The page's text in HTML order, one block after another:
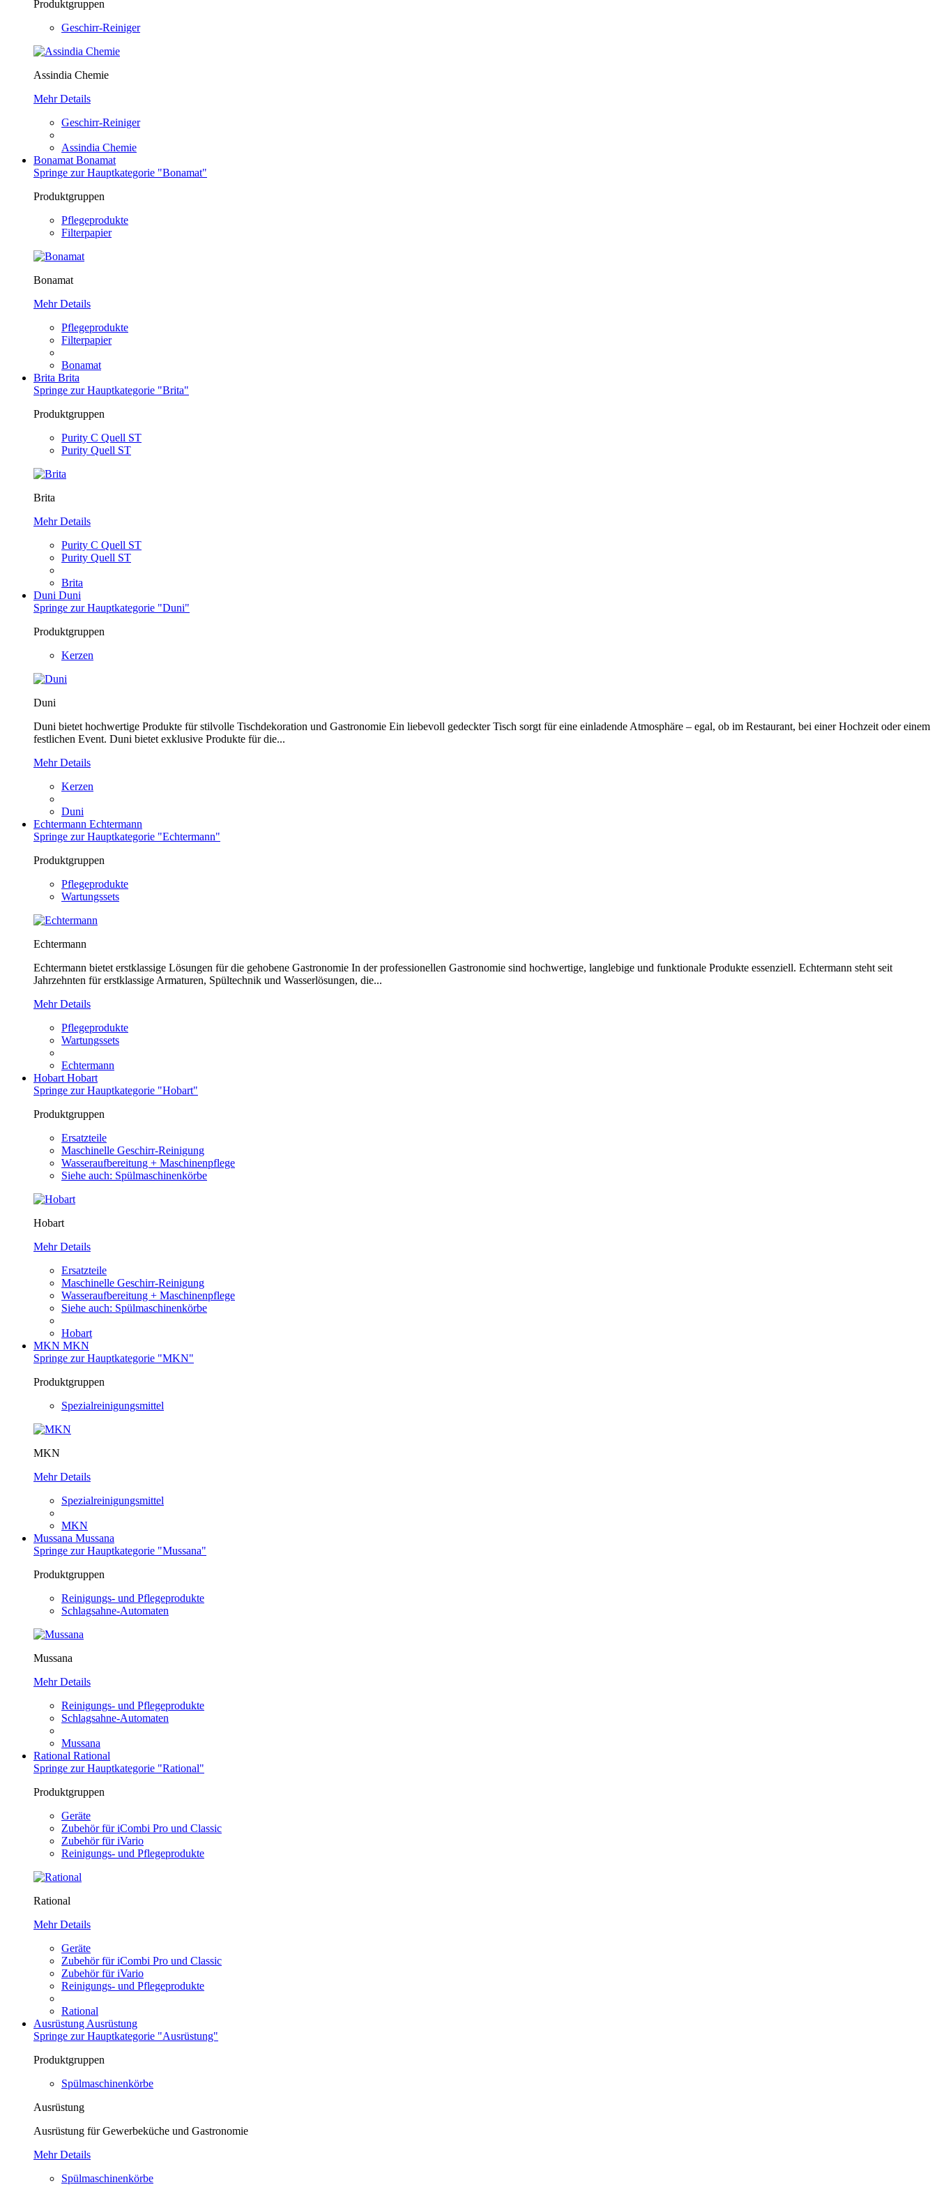
Produktgruppen
Geschirr-Reiniger
Assindia Chemie
Mehr Details
Geschirr-Reiniger
Assindia Chemie
Bonamat Bonamat
Springe zur Hauptkategorie "Bonamat"
Produktgruppen
Pflegeprodukte
Filterpapier
Bonamat
Mehr Details
Pflegeprodukte
Filterpapier
Bonamat
Brita Brita
Springe zur Hauptkategorie "Brita"
Produktgruppen
Purity C Quell ST
Purity Quell ST
Brita
Mehr Details
Purity C Quell ST
Purity Quell ST
Brita
Duni Duni
Springe zur Hauptkategorie "Duni"
Produktgruppen
Kerzen
Duni
Duni bietet hochwertige Produkte für stilvolle Tischdekoration und Gastronomie Ein liebevoll gedeckter Tisch sorgt für eine einladende Atmosphäre – egal, ob im Restaurant, bei einer Hochzeit oder einem
festlichen Event. Duni bietet exklusive Produkte für die...
Mehr Details
Kerzen
Duni
Echtermann Echtermann
Springe zur Hauptkategorie "Echtermann"
Produktgruppen
Pflegeprodukte
Wartungssets
Echtermann
Echtermann bietet erstklassige Lösungen für die gehobene Gastronomie In der professionellen Gastronomie sind hochwertige, langlebige und funktionale Produkte essenziell. Echtermann steht seit
Jahrzehnten für erstklassige Armaturen, Spültechnik und Wasserlösungen, die...
Mehr Details
Pflegeprodukte
Wartungssets
Echtermann
Hobart Hobart
Springe zur Hauptkategorie "Hobart"
Produktgruppen
Ersatzteile
Maschinelle Geschirr-Reinigung
Wasseraufbereitung + Maschinenpflege
Siehe auch: Spülmaschinenkörbe
Hobart
Mehr Details
Ersatzteile
Maschinelle Geschirr-Reinigung
Wasseraufbereitung + Maschinenpflege
Siehe auch: Spülmaschinenkörbe
Hobart
MKN MKN
Springe zur Hauptkategorie "MKN"
Produktgruppen
Spezialreinigungsmittel
MKN
Mehr Details
Spezialreinigungsmittel
MKN
Mussana Mussana
Springe zur Hauptkategorie "Mussana"
Produktgruppen
Reinigungs- und Pflegeprodukte
Schlagsahne-Automaten
Mussana
Mehr Details
Reinigungs- und Pflegeprodukte
Schlagsahne-Automaten
Mussana
Rational Rational
Springe zur Hauptkategorie "Rational"
Produktgruppen
Geräte
Zubehör für iCombi Pro und Classic
Zubehör für iVario
Reinigungs- und Pflegeprodukte
Rational
Mehr Details
Geräte
Zubehör für iCombi Pro und Classic
Zubehör für iVario
Reinigungs- und Pflegeprodukte
Rational
Ausrüstung Ausrüstung
Springe zur Hauptkategorie "Ausrüstung"
Produktgruppen
Spülmaschinenkörbe
Ausrüstung
Ausrüstung für Gewerbeküche und Gastronomie
Mehr Details
Spülmaschinenkörbe